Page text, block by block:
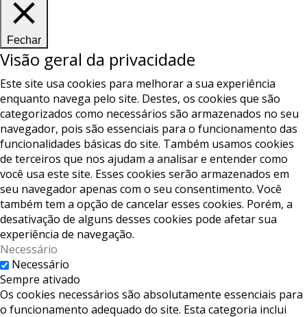
Fechar
Visão geral da privacidade
Este site usa cookies para melhorar a sua experiência
enquanto navega pelo site. Destes, os cookies que são
categorizados como necessários são armazenados no seu
navegador, pois são essenciais para o funcionamento das
funcionalidades básicas do site. Também usamos cookies
de terceiros que nos ajudam a analisar e entender como
você usa este site. Esses cookies serão armazenados em
seu navegador apenas com o seu consentimento. Você
também tem a opção de cancelar esses cookies. Porém, a
desativação de alguns desses cookies pode afetar sua
experiência de navegação.
Necessário
Necessário
Sempre ativado
Os cookies necessários são absolutamente essenciais para
o funcionamento adequado do site. Esta categoria inclui